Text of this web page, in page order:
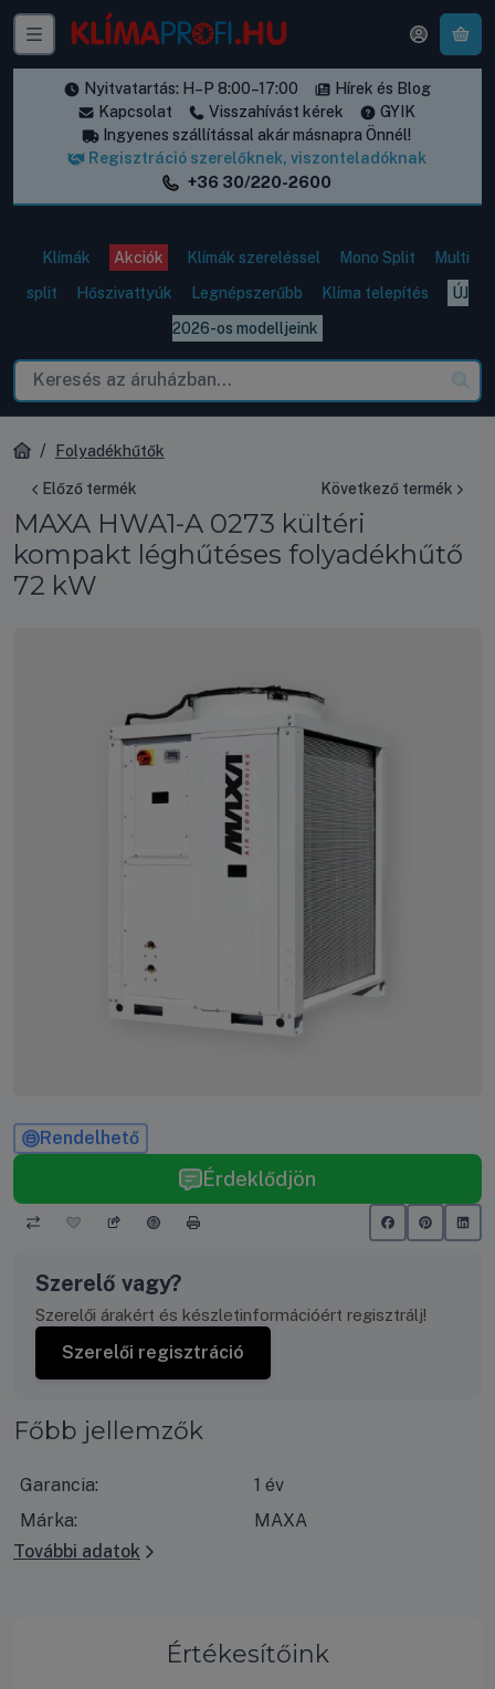
Nyitvatartás: H–P 8:00–17:00
Hírek és Blog
Kapcsolat
Visszahívást kérek
GYIK
Ingyenes szállítással akár másnapra Önnél!
Regisztráció szerelőknek, viszonteladóknak
+36 30/220-2600
Klímák Akciók Klímák szereléssel Mono Split
Multi
split
Hőszivattyúk Legnépszerűbb Klíma telepítés
ÚJ
2026-os modelljeink
Folyadékhűtők
Előző termék Következő termék
MAXA HWA1-A 0273 kültéri
kompakt léghűtéses folyadékhűtő
72 kW
Rendelhető
Érdeklődjön
Szerelő vagy?
Szerelői árakért és készletinformációért regisztrálj!
Szerelői regisztráció
Főbb jellemzők
Garancia:
1 év
Márka:
MAXA
További adatok
Értékesítőink